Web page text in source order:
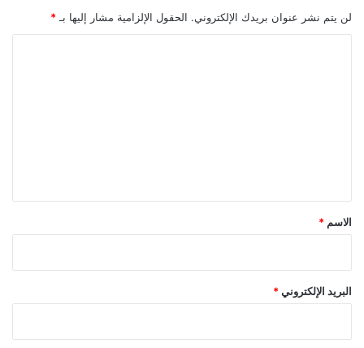
لن يتم نشر عنوان بريدك الإلكتروني. الحقول الإلزامية مشار إليها بـ *
*
الاسم *
البريد الإلكتروني *